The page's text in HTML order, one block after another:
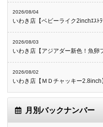
2026/08/04
いわき店【ベビーライク2inchｴｽﾄﾗ
2026/08/03
いわき店【アジアダー新色！魚卵
2026/08/02
いわき店【ＭＤチャッキー2.8inch
月別バックナンバー